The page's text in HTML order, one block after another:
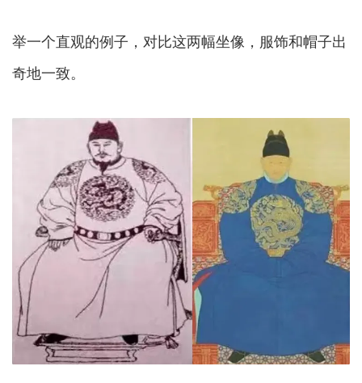
举一个直观的例子，对比这两幅坐像，服饰和帽子出
奇地一致。